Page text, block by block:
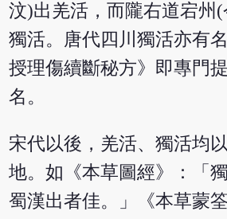
汶)出羌活，而隴右道宕州
獨活。唐代四川獨活亦有
授理傷續斷秘方》即專門
名。
宋代以後，羌活、獨活均
地。如《本草圖經》：「
蜀漢出者佳。」《本草蒙